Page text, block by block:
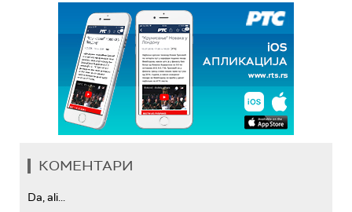
КОМЕНТАРИ
Da, ali...